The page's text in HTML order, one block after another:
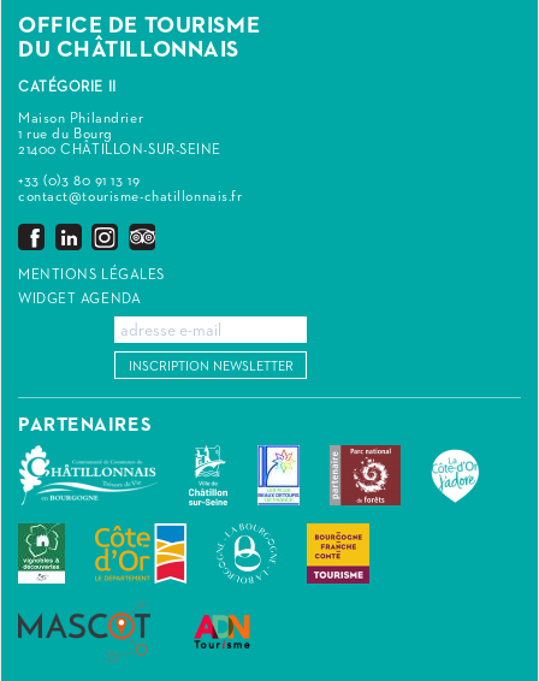
OFFICE DE TOURISME
DU CHÂTILLONNAIS
CATÉGORIE II
Maison Philandrier
1 rue du Bourg
21400 CHÂTILLON-SUR-SEINE
+33 (0)3 80 91 13 19
contact@tourisme-chatillonnais.fr
MENTIONS LÉGALES
WIDGET AGENDA
INSCRIPTION NEWSLETTER
PARTENAIRES